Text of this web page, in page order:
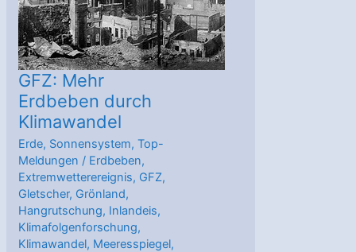
GFZ: Mehr
Erdbeben durch
Klimawandel
Erde, Sonnensystem,Top-
Meldungen / Erdbeben,
Extremwetterereignis, GFZ,
Gletscher, Grönland,
Hangrutschung, Inlandeis,
Klimafolgenforschung,
Klimawandel, Meeresspiegel,